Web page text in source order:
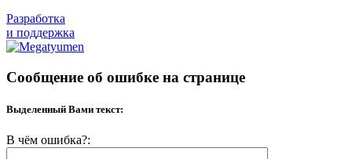
Разработка
и поддержка
Сообщение об ошибке на странице
Выделенный Вами текст:
В чём ошибка?: